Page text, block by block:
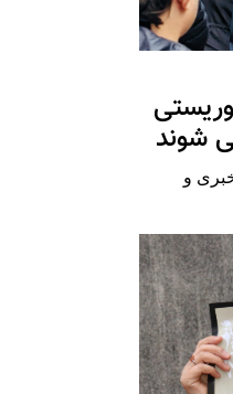
شوند
و